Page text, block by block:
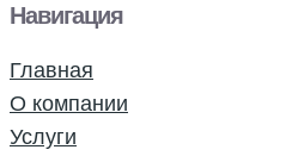
Навигация
Главная
О компании
Услуги